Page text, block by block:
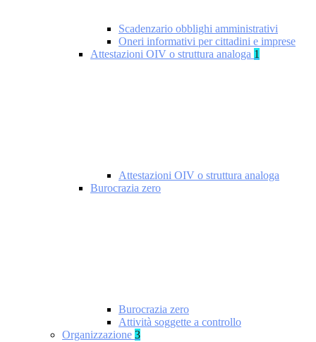
Scadenzario obblighi amministrativi
Oneri informativi per cittadini e imprese
Attestazioni OIV o struttura analoga 1
Attestazioni OIV o struttura analoga
Burocrazia zero
Burocrazia zero
Attività soggette a controllo
Organizzazione 3